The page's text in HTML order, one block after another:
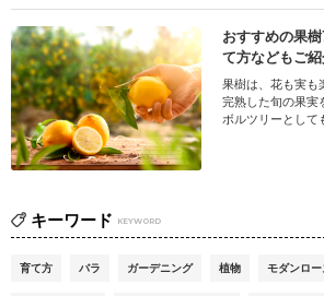
おすすめの果
て方などもご紹
果樹は、花も実も
完熟した旬の果実
ボルツリーとして
キーワード KEYWORD
育て方 バラ ガーデニング 植物 モダンロー